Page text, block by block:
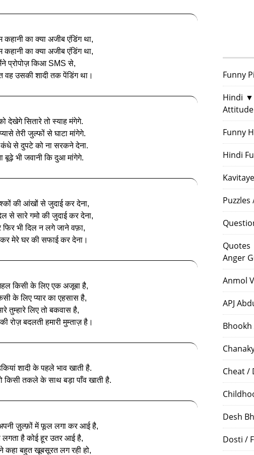
कहानी का क्या अजीब एंडिंग था,
कहानी का क्या अजीब एंडिंग था,
प्रोपोज़ किआ SMS से,
वह उसकी शादी तक पेंडिंग था।
देखेगे सितारे तो स्याह मंगेगे.
तेरी जुल्फों से घाटा मांगेगे.
से दुपटे को ना सरकने देना.
बूढ़े भी जवानी कि दुआ मांगेगे.
की आंखों से जुदाई कर देना,
से सारे गमो की जुदाई कर देना,
फिर भी दिल न लगे जाने वफ़ा,
मेरे घर की सफाई कर देना।
किसी के लिए एक अजूबा है,
के लिए प्यार का एहसास है,
तुम्हारे लिए तो बकवास है,
रोज़ बदलती हमारी मुम्ताज़ है।
शादी के पहले भाव खाती है.
किसी तकले के साथ बड़ा पाँव खाती है.
ज़ुल्फ़ों में फूल लगा कर आई है,
लगता है कोई हूर उतर आई है,
कहा बहुत खूबसूरत लग रही हो,
Funny
Hindi ▼
Funny
Hindi
Puzzles
Quotes
Anger
Anmol
APJ
Cheat /
Desh
Dosti /